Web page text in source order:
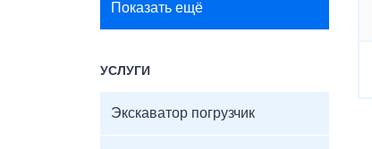
Показать ещё
УСЛУГИ
Экскаватор погрузчик